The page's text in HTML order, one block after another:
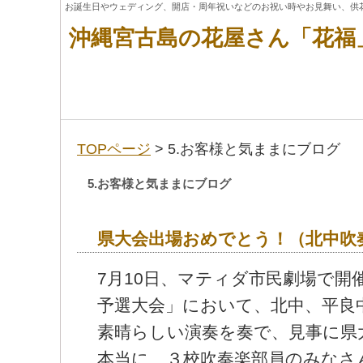
お誕生日やウェディング、開店・周年祝いなどのお祝い時やお見舞い、
沖縄宮古島の花屋さん「花福
TOPページ > 5.お客様と気ままにブログ
5.お客様と気ままにブログ
県大会出場おめでとう！（北中吹
7月10日、マティダ市民劇場で開
予選大会」において、北中、平良
素晴らしい演奏を奏で、見事に県
本当に、３校吹奏楽部員のみな
す。大会終了後、北中吹奏楽部保
更なるチームの団結を願いささ
した。宮古そば・カキ氷での美
３校共に良い成績が出せるとイ